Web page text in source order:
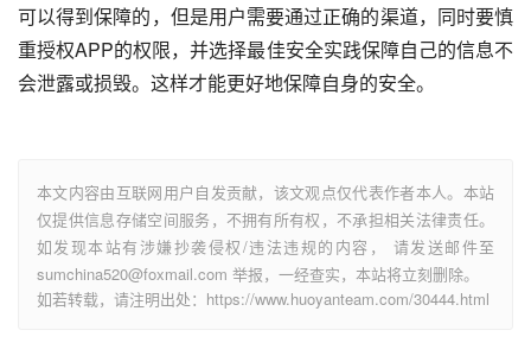
可以得到保障的，但是用户需要通过正确的渠道，同时要慎
重授权APP的权限，并选择最佳安全实践保障自己的信息不
会泄露或损毁。这样才能更好地保障自身的安全。
本文内容由互联网用户自发贡献，该文观点仅代表作者本人。本站
仅提供信息存储空间服务，不拥有所有权，不承担相关法律责任。
如发现本站有涉嫌抄袭侵权/违法违规的内容， 请发送邮件至
sumchina520@foxmail.com 举报，一经查实，本站将立刻删除。
如若转载，请注明出处：https://www.huoyanteam.com/30444.html